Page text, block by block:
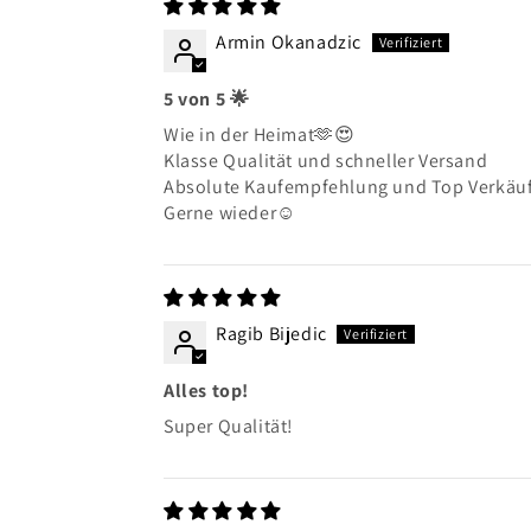
Armin Okanadzic
5 von 5 🌟
Wie in der Heimat🫶😍
Klasse Qualität und schneller Versand
Absolute Kaufempfehlung und Top
Gerne wieder☺️
Ragib Bijedic
Alles top!
Super Qualität!